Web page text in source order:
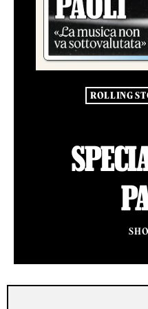
ROLLING